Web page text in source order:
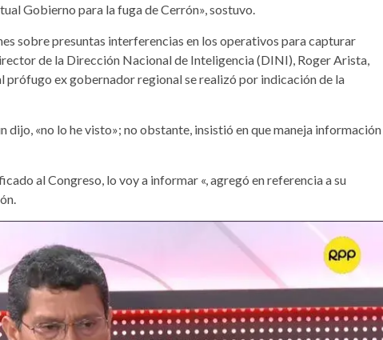
Gobierno para la fuga de Cerrón», sostuvo.
sobre presuntas interferencias en los operativos para capturar
de la Dirección Nacional de Inteligencia (DINI), Roger Arista,
prófugo ex gobernador regional se realizó por indicación de la
dijo, «no lo he visto»; no obstante, insistió en que maneja información
al Congreso, lo voy a informar «, agregó en referencia a su